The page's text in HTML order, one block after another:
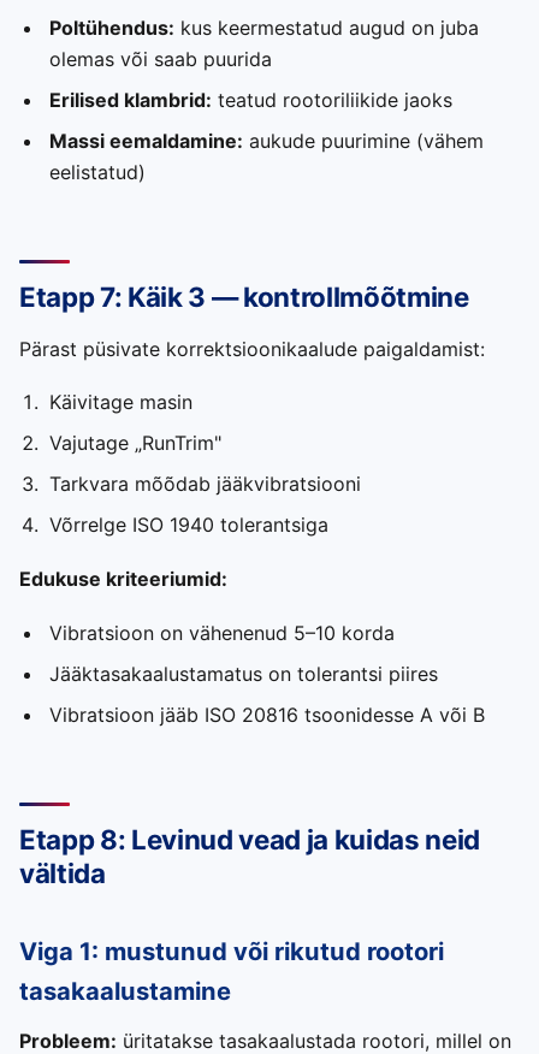
Poltühendus: kus keermestatud augud on juba
olemas või saab puurida
Erilised klambrid: teatud rootoriliikide jaoks
Massi eemaldamine: aukude puurimine (vähem
eelistatud)
Etapp 7: Käik 3 — kontrollmõõtmine
Pärast püsivate korrektsioonikaalude paigaldamist:
Käivitage masin
Vajutage „RunTrim"
Tarkvara mõõdab jääkvibratsiooni
Võrrelge ISO 1940 tolerantsiga
Edukuse kriteeriumid:
Vibratsioon on vähenenud 5–10 korda
Jääktasakaalustamatus on tolerantsi piires
Vibratsioon jääb ISO 20816 tsoonidesse A või B
Etapp 8: Levinud vead ja kuidas neid
vältida
Viga 1: mustunud või rikutud rootori
tasakaalustamine
Probleem: üritatakse tasakaalustada rootori, millel on